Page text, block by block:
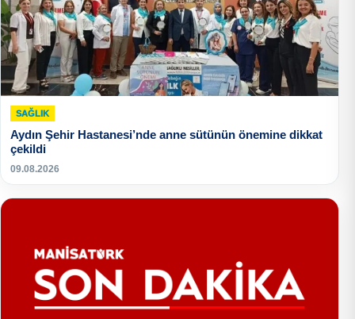
SAĞLIK
Aydın Şehir Hastanesi’nde anne sütünün önemine dikkat
çekildi
09.08.2026